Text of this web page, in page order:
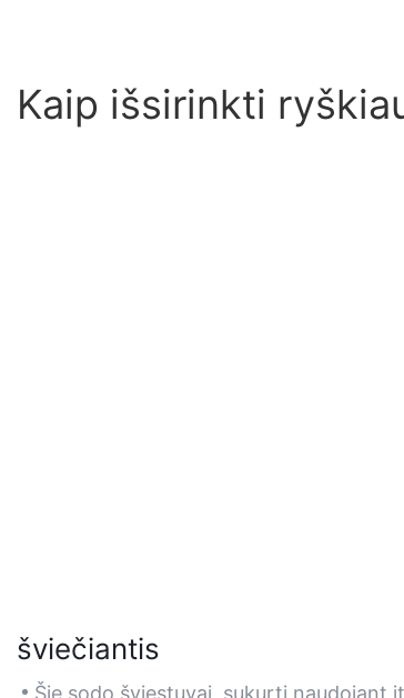
Kaip išsirinkti
šviečiantis
Šie sodo šviestuvai, sukurti naudojant